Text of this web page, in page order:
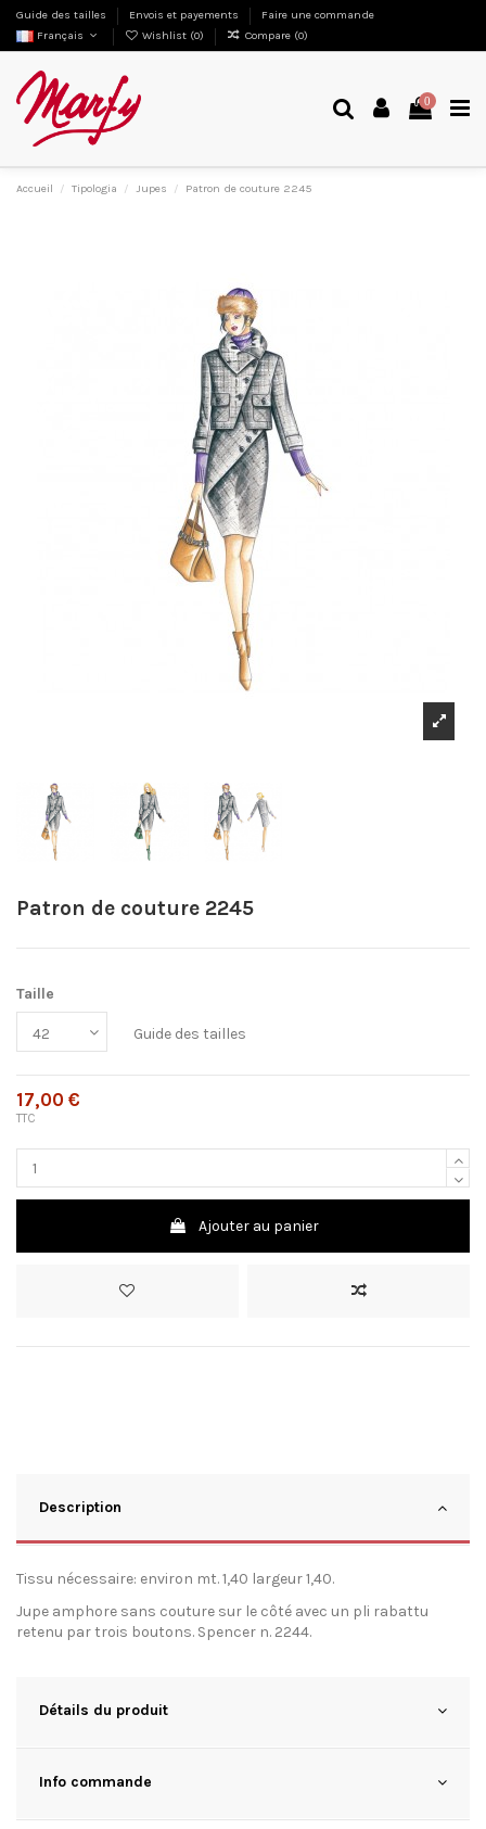
Guide des tailles Envois et payements
Faire une commande
Français
Wishlist (0) Compare (0)
0
Accueil Tipologia Jupes Patron de couture 2245
Patron de couture 2245
Taille
Guide des tailles
17,00 €
TTC
Ajouter au panier
Description
Tissu nécessaire: environ mt. 1,40 largeur 1,40.
Jupe amphore sans couture sur le côté avec un pli rabattu
retenu par trois boutons. Spencer n. 2244.
Détails du produit
Info commande